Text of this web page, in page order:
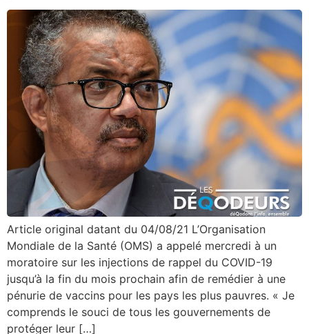
Article original datant du 04/08/21 L’Organisation
Mondiale de la Santé (OMS) a appelé mercredi à un
moratoire sur les injections de rappel du COVID-19
jusqu’à la fin du mois prochain afin de remédier à une
pénurie de vaccins pour les pays les plus pauvres. « Je
comprends le souci de tous les gouvernements de
protéger leur […]